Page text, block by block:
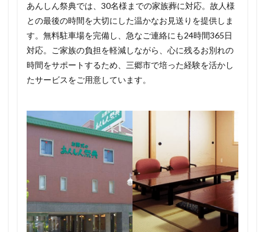
あんしん祭典では、30名様までの家族葬に対応。故人様
との最後の時間を大切にした温かなお見送りを提供しま
す。無料駐車場を完備し、急なご連絡にも24時間365日
対応。ご家族の負担を軽減しながら、心に残るお別れの
時間をサポートするため、三郷市で培った経験を活かし
たサービスをご用意しています。